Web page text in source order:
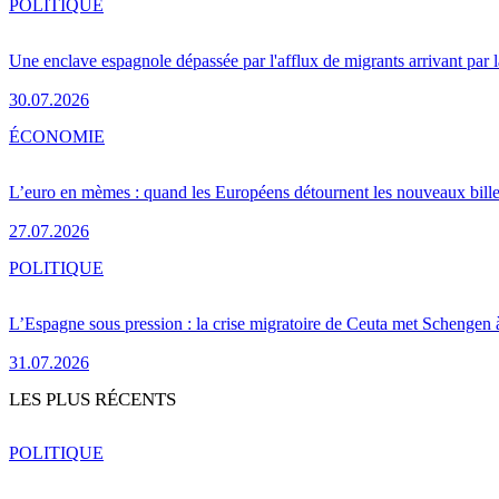
Une enclave espagnole dépassée par l'afflux de migrants arrivant par
30.07.2026
POLITIQUE
L’euro en mèmes : quand les Européens détournent les nouveaux
27.07.2026
ÉCONOMIE
L’Espagne sous pression : la crise migratoire de Ceuta met Schengen
31.07.2026
POLITIQUE
LES PLUS RÉCENTS
POLITIQUE